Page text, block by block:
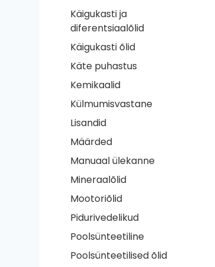
Käigukasti ja
diferentsiaalõlid
Käigukasti õlid
Käte puhastus
Kemikaalid
Külmumisvastane
Lisandid
Määrded
Manuaal ülekanne
Mineraalõlid
Mootoriõlid
Pidurivedelikud
Poolsünteetiline
Poolsünteetilised õlid